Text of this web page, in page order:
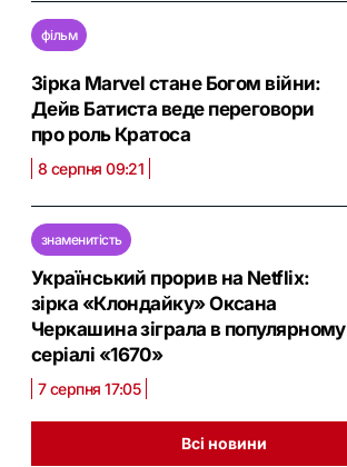
фільм
Зірка Marvel стане Богом війни:
Дейв Батиста веде переговори
про роль Кратоса
8 серпня 09:21
знаменитість
Український прорив на Netflix:
зірка «Клондайку» Оксана
Черкашина зіграла в популярному
серіалі «1670»
7 серпня 17:05
Всі новини